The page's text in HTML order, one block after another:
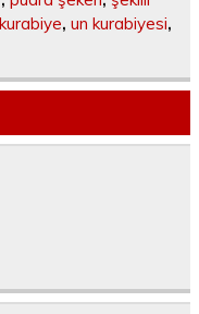
, un kurabiyesi,